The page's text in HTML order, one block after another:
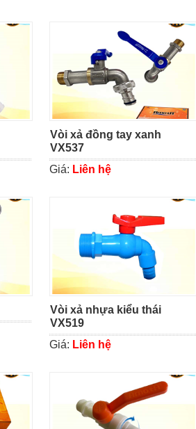
Vòi xả đồng tay xanh
VX537
Giá: Liên hệ
Vòi xả nhựa kiểu thái
VX519
Giá: Liên hệ